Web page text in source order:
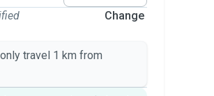
Change
travel 1 km from